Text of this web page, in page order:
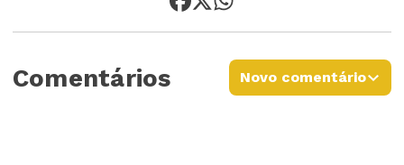
Comentários Novo comentário